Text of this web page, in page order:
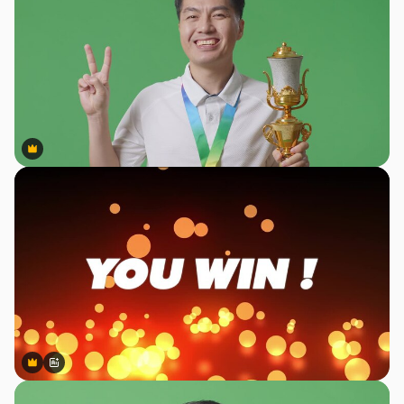
Premium
Premium
Premium
Premium
สร้างขึ้นโดย AI